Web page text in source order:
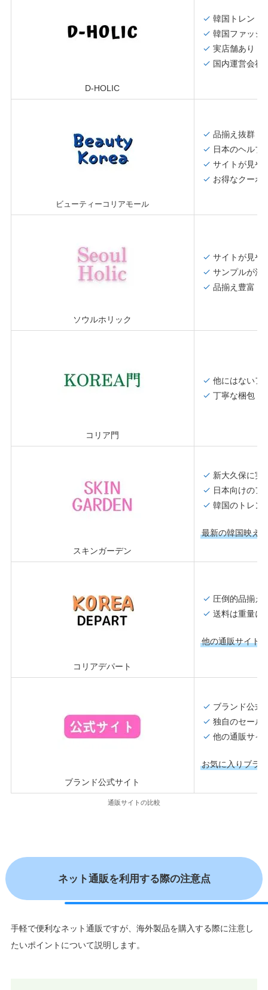
D-HOLIC
韓国トレンド
韓国ファッシ
実店舗あり
国内運営会社
ビューティーコリアモール
品揃え抜群
日本のヘルプ
サイトが見や
お得なクーポ
ソウルホリック
サイトが見や
サンプルが沢
品揃え豊富
コリア門
他にはないア
丁寧な梱包・
スキンガーデン
新大久保に実
日本向けのア
韓国のトレン
最新の韓国映え
コリアデパート
圧倒的品揃え
送料は重量に
他の通販サイト
ブランド公式サイト
ブランド公式
独自のセール
他の通販サイ
お気に入りブラ
通販サイトの比較
ネット通販を利用する際の注意点
手軽で便利なネット通販ですが、海外製品を購入する際に注意し
たいポイントについて説明します。